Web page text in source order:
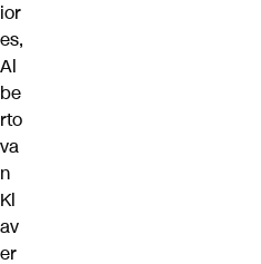
ior
es,
Al
be
rto
va
n
Kl
av
er